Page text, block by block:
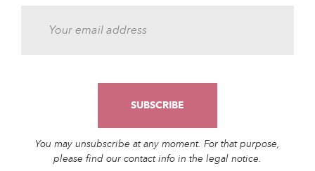
You may unsubscribe at any moment. For that purpose,
please find our contact info in the legal notice.